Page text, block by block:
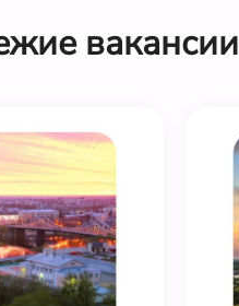
вакансии